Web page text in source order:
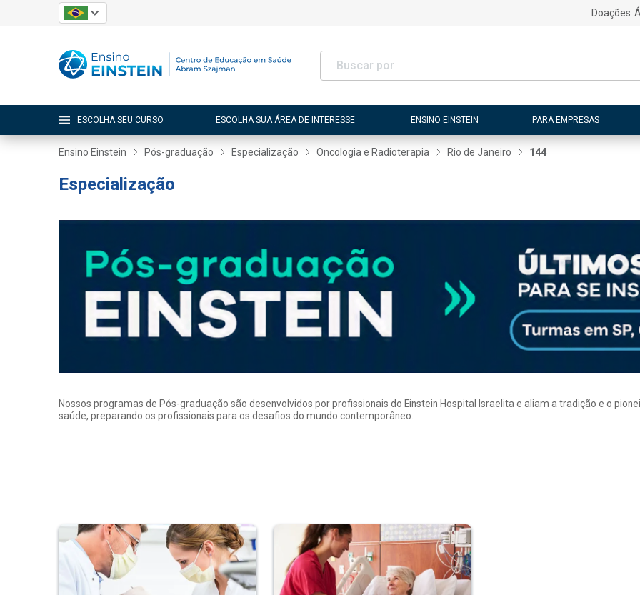
Doações
ESCOLHA SEU CURSO ESCOLHA SUA ÁREA DE INTERESSE ENSINO EINSTEIN PARA EMPRESAS
Ensino Einstein Pós-graduação Especialização Oncologia e Radioterapia Rio de Janeiro 144
Especialização
Nossos programas de Pós-graduação são desenvolvidos por profissionais do Einstein Hospital Israelita e aliam a tradição e o
saúde, preparando os profissionais para os desafios do mundo contemporâneo.